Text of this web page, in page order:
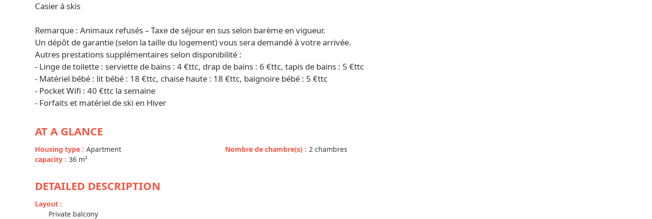
Casier à skis
Remarque : Animaux refusés – Taxe de séjour en sus selon barème en vigueur.
Un dépôt de garantie (selon la taille du logement) vous sera demandé à votre arrivée.
Autres prestations supplémentaires selon disponibilité :
- Linge de toilette : serviette de bains : 4 €ttc, drap de bains : 6 €ttc, tapis de bains : 5 €ttc
- Matériel bébé : lit bébé : 18 €ttc, chaise haute : 18 €ttc, baignoire bébé : 5 €ttc
- Pocket Wifi : 40 €ttc la semaine
- Forfaits et matériel de ski en Hiver
AT A GLANCE
Housing type : Apartment
capacity : 36 m²
Nombre de chambre(s) : 2 chambres
DETAILED DESCRIPTION
Layout :
Private balcony